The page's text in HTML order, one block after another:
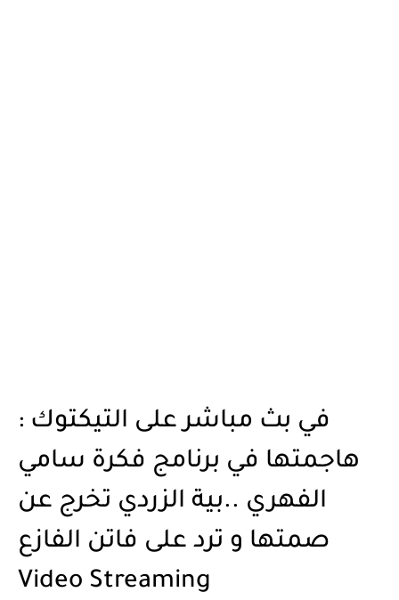
في بث مباشر على التيكتوك :
هاجمتها في برنامج فكرة سامي
الفهري ..بية الزردي تخرج عن
صمتها و ترد على فاتن الفازع
Video Streaming